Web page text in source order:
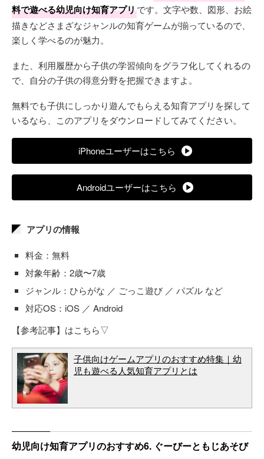
料で遊べる幼児向け知育アプリです。文字や数、図形、お絵
描きなどさまざなジャンルの知育ゲームが揃っているので、
楽しく学べるのが魅力。
また、利用履歴から子供の学習傾向をグラフ化してくれるの
で、自分の子供の得意分野を把握できますよ。
無料でも子供にしっかり遊んでもらえる知育アプリを探して
いるなら、このアプリをダウンロードしてみてください。
iPhoneユーザーはこちら
Androidユーザーはこちら
アプリの情報
料金：無料
対象年齢：2歳〜7歳
ジャンル：ひらがな ／ ごっこ遊び ／ パズル など
対応OS：iOS ／ Android
【参考記事】はこちら▽
子供向けゲームアプリのおすすめ特集｜幼
児も遊べる人気知育アプリとは
幼児向け知育アプリのおすすめ6. ぐーびーともじあそび